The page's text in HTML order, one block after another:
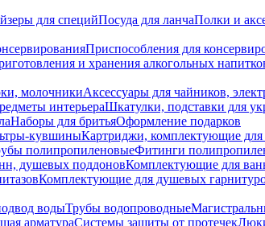
для специйПосуда для ланчаПолки и
Приспособления для
и хранения алкогольных
молочникиАксессуары для чайников,
интерьераШкатулки, подставки для
Наборы для бритьяОформление подарков
кувшиныКартриджи, комплектующие для
полипропиленовыеФитинги
душевых поддоновКомплектующие для
Комплектующие для душевых
водыТрубы водопроводные
арматураСистемы защиты от протечек